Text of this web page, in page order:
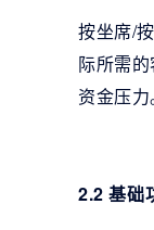
按坐席/
际所需
资金压
2.2 基础